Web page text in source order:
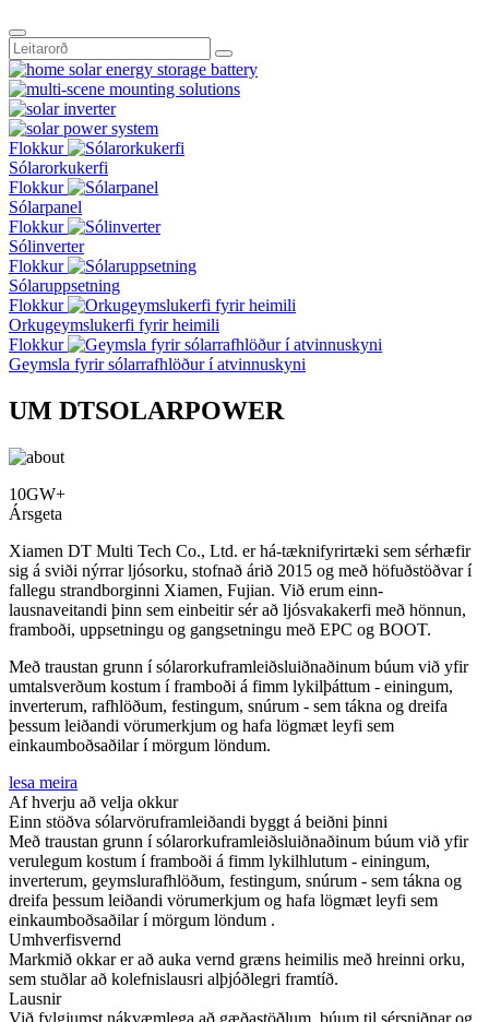
Flokkur
Sólarorkukerfi
Flokkur
Sólarpanel
Flokkur
Sólinverter
Flokkur
Sólaruppsetning
Flokkur
Orkugeymslukerfi fyrir heimili
Flokkur
Geymsla fyrir sólarrafhlöður í atvinnuskyni
UM DTSOLARPOWER
10GW+
Ársgeta
Xiamen DT Multi Tech Co., Ltd. er há-tæknifyrirtæki sem sérhæfir
sig á sviði nýrrar ljósorku, stofnað árið 2015 og með höfuðstöðvar í
fallegu strandborginni Xiamen, Fujian. Við erum einn-
lausnaveitandi þinn sem einbeitir sér að ljósvakakerfi með hönnun,
framboði, uppsetningu og gangsetningu með EPC og BOOT.
Með traustan grunn í sólarorkuframleiðsluiðnaðinum búum við yfir
umtalsverðum kostum í framboði á fimm lykilþáttum - einingum,
inverterum, rafhlöðum, festingum, snúrum - sem tákna og dreifa
þessum leiðandi vörumerkjum og hafa lögmæt leyfi sem
einkaumboðsaðilar í mörgum löndum.
lesa meira
Af hverju að velja okkur
Einn stöðva sólarvöruframleiðandi byggt á beiðni þinni
Með traustan grunn í sólarorkuframleiðsluiðnaðinum búum við yfir
verulegum kostum í framboði á fimm lykilhlutum - einingum,
inverterum, geymslurafhlöðum, festingum, snúrum - sem tákna og
dreifa þessum leiðandi vörumerkjum og hafa lögmæt leyfi sem
einkaumboðsaðilar í mörgum löndum .
Umhverfisvernd
Markmið okkar er að auka vernd græns heimilis með hreinni orku,
sem stuðlar að kolefnislausri alþjóðlegri framtíð.
Lausnir
Við fylgjumst nákvæmlega að gæðastöðlum, búum til sérsniðnar og